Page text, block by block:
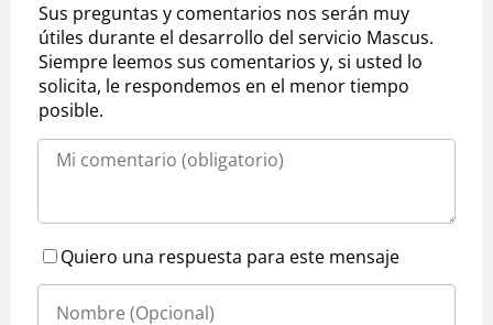
Sus preguntas y comentarios nos serán muy
útiles durante el desarrollo del servicio Mascus.
Siempre leemos sus comentarios y, si usted lo
solicita, le respondemos en el menor tiempo
posible.
Quiero una respuesta para este mensaje